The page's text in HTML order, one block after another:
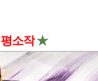
평소작★